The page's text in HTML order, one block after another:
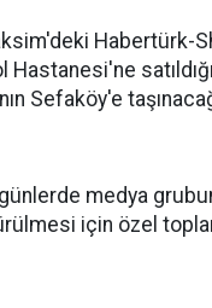
Habertürk-
Hastanesi'ne
Sefaköy'e
medya
için özel